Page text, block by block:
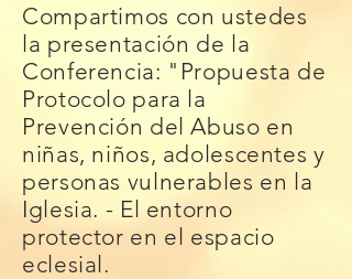
Compartimos con ustedes
la presentación de la
Conferencia: "Propuesta de
Protocolo para la
Prevención del Abuso en
niñas, niños, adolescentes y
personas vulnerables en la
Iglesia. - El entorno
protector en el espacio
eclesial.